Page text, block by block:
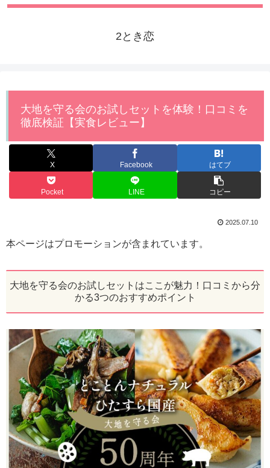
2とき恋
大地を守る会のお試しセットを体験！口コミを
徹底検証【実食レビュー】
X Facebook はてブ
Pocket LINE コピー
2025.07.10
本ページはプロモーションが含まれています。
大地を守る会のお試しセットはここが魅力！口コミから分
かる3つのおすすめポイント